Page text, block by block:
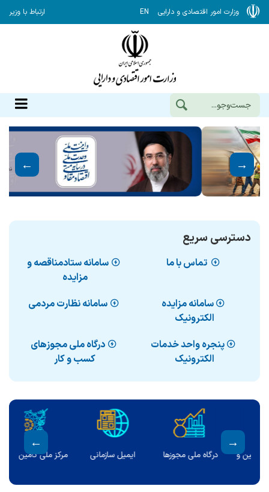
وزارت امور اقتصادی و دارایی EN ارتباط با وزیر
دسترسی سریع
تماس با ما
سامانه ستادمناقصه و
مزایده
سامانه مزایده
الکترونیک
سامانه نظارت مردمی
پنجره واحد خدمات
الکترونیک
درگاه ملی مجوزهای
کسب و کار
ایمیل سازمانی مرکز ملی تأمین مالی ارتباط با وزیر